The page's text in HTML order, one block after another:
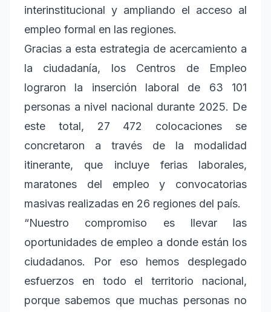
interinstitucional y ampliando el acceso al
empleo formal en las regiones.
Gracias a esta estrategia de acercamiento a
la ciudadanía, los Centros de Empleo
lograron la inserción laboral de 63 101
personas a nivel nacional durante 2025. De
este total, 27 472 colocaciones se
concretaron a través de la modalidad
itinerante, que incluye ferias laborales,
maratones del empleo y convocatorias
masivas realizadas en 26 regiones del país.
“Nuestro compromiso es llevar las
oportunidades de empleo a donde están los
ciudadanos. Por eso hemos desplegado
esfuerzos en todo el territorio nacional,
porque sabemos que muchas personas no